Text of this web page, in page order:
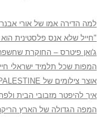
למה הדירה אמו של אורי
"חייל שלא אנס פלסטינית הוא
ג'ואן פיטרס – החוקרת
המפות שכל תלמיד ישראלי
אוצר צילומים של PALESTINE הריקה
איך להיפטר מזבובי הבית
המפה הגדולה של הארץ